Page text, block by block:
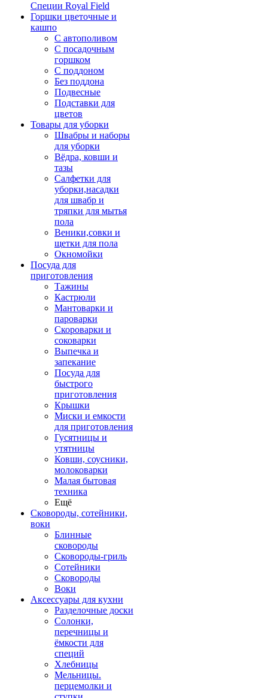
Специи Royal Field
Горшки цветочные и
кашпо
С автополивом
С посадочным
горшком
С поддоном
Без поддона
Подвесные
Подставки для
цветов
Товары для уборки
Швабры и наборы
для уборки
Вёдра, ковши и
тазы
Салфетки для
уборки,насадки
для швабр и
тряпки для мытья
пола
Веники,совки и
щетки для пола
Окномойки
Посуда для
приготовления
Тажины
Кастрюли
Мантоварки и
пароварки
Скороварки и
соковарки
Выпечка и
запекание
Посуда для
быстрого
приготовления
Крышки
Миски и емкости
для приготовления
Гусятницы и
утятницы
Ковши, соусники,
молоковарки
Малая бытовая
техника
Ещё
Сковороды, сотейники,
воки
Блинные
сковороды
Сковороды-гриль
Сотейники
Сковороды
Воки
Аксессуары для кухни
Разделочные доски
Солонки,
перечницы и
ёмкости для
специй
Хлебницы
Мельницы.
перцемолки и